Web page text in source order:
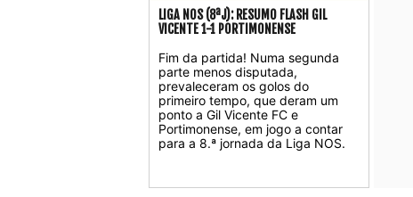
LIGA NOS (8ªJ): RESUMO FLASH GIL
VICENTE 1-1 PORTIMONENSE
Fim da partida! Numa segunda
parte menos disputada,
prevaleceram os golos do
primeiro tempo, que deram um
ponto a Gil Vicente FC e
Portimonense, em jogo a contar
para a 8.ª jornada da Liga NOS.